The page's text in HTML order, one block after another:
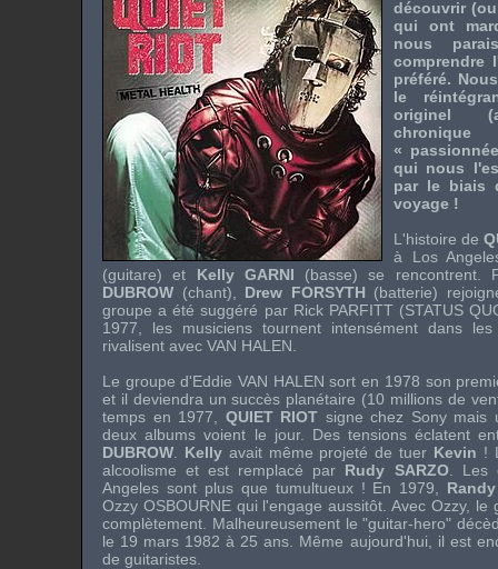
découvrir
qui ont
nous
comprendre
préféré.
le
originel
«
qui nous
par le biais
voyage !
L'histoire de
à Los
(guitare) et Kelly GARNI (basse) se
DUBROW (chant), Drew FORSYTH (batterie)
groupe a été suggéré par Rick PARFITT(STATUS
1977, les musiciens tournent intensément dans
rivalisent avec VAN HALEN
Le groupe d'Eddie VAN HALEN sort en 1978 son
et il deviendra un succès planétaire (10 millions de
temps en 1977, QUIET RIOT signe chez Sonymais
deux albums voient le jour. Des tensions éclatent
DUBROW
Kellyavait même projeté de tuer Kevin !
alcoolisme et est remplacé par Rudy SARZO. Les
Angeles sont plus que tumultueux ! En 1979,
Ozzy OSBOURNEqui l'engage aussitôt. Avec Ozzy, le
complètement. Malheureusement le "guitar-hero"
le 19 mars 1982 à 25 ans. Même aujourd'hui, il est
de guitaristes.